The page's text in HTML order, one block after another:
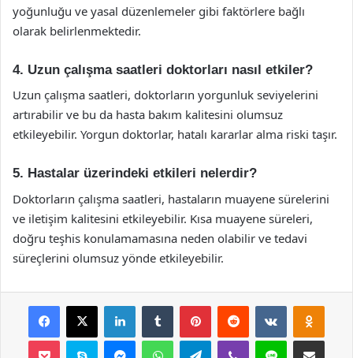
yoğunluğu ve yasal düzenlemeler gibi faktörlere bağlı
olarak belirlenmektedir.
4. Uzun çalışma saatleri doktorları nasıl etkiler?
Uzun çalışma saatleri, doktorların yorgunluk seviyelerini
artırabilir ve bu da hasta bakım kalitesini olumsuz
etkileyebilir. Yorgun doktorlar, hatalı kararlar alma riski taşır.
5. Hastalar üzerindeki etkileri nelerdir?
Doktorların çalışma saatleri, hastaların muayene sürelerini
ve iletişim kalitesini etkileyebilir. Kısa muayene süreleri,
doğru teşhis konulamamasına neden olabilir ve tedavi
süreçlerini olumsuz yönde etkileyebilir.
Facebook
X LinkedInTumblr PinterestReddit VKontakte
Pocket Skype MessengerWhatsAppTelegramViber Line E-Posta ile